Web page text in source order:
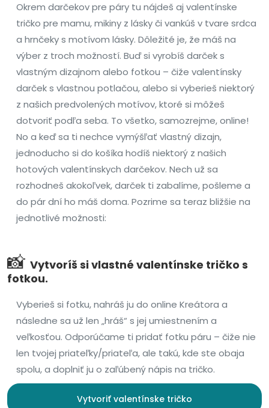
Okrem darčekov pre páry tu nájdeš aj valentínske
tričko pre mamu, mikiny z lásky či vankúš v tvare srdca
a hrnčeky s motívom lásky. Dôležité je, že máš na
výber z troch možností. Buď si vyrobíš darček s
vlastným dizajnom alebo fotkou – čiže valentínsky
darček s vlastnou potlačou, alebo si vyberieš niektorý
z našich predvolených motívov, ktoré si môžeš
dotvoriť podľa seba. To všetko, samozrejme, online!
No a keď sa ti nechce vymýšľať vlastný dizajn,
jednoducho si do košíka hodíš niektorý z našich
hotových valentínskych darčekov. Nech už sa
rozhodneš akokoľvek, darček ti zabalíme, pošleme a
do pár dní ho máš doma. Pozrime sa teraz bližšie na
jednotlivé možnosti:
📸Vytvoríš si vlastné valentínske tričko s
fotkou.
Vyberieš si fotku, nahráš ju do online Kreátora a
následne sa už len „hráš“ s jej umiestnením a
veľkosťou. Odporúčame ti pridať fotku páru – čiže nie
len tvojej priateľky/priateľa, ale takú, kde ste obaja
spolu, a doplniť ju o zaľúbený nápis na tričko.
Vytvoriť valentínske tričko